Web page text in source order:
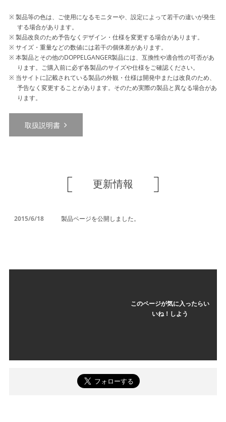
製品等の色は、ご使用になるモニターや、設定によって若干の違いが発生
する場合があります。
製品改良のため予告なくデザイン・仕様を変更する場合があります。
サイズ・重量などの数値には若干の個体差があります。
本製品とその他のDOPPELGANGER製品には、互換性や適合性の可否があ
ります。ご購入前に必ず各製品のサイズや仕様をご確認ください。
当サイトに記載されている製品の外観・仕様は開発中または改良のため、
予告なく変更することがあります。そのため実際の製品と異なる場合があ
ります。
取扱説明書
更新情報
2015/6/18 製品ページを公開しました。
このページが気に入ったらい
いね！しよう